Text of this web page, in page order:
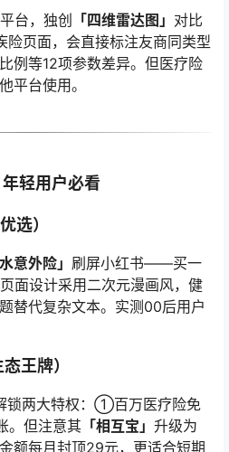
台，独创 「四维雷达图」 对比
险页面，会直接标注友商同类型
例等12项参数差异。但医疗险
平台使用。
轻用户必看
选）
意外险」 刷屏小红书——买一
面设计采用二次元漫画风，健
替代复杂文本。实测00后用户
王牌）
锁两大特权：①百万医疗险免
。但注意其 「相互宝」 升级为
额每月封顶29元，更适合短期